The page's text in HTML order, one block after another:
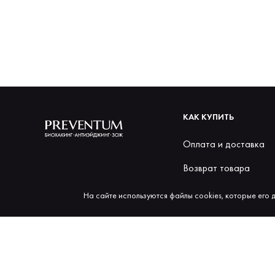
КАК КУПИТЬ
Оплата и доставка
Возврат товара
Бонусы за покупки
На сайте используются файлы cookies, которые